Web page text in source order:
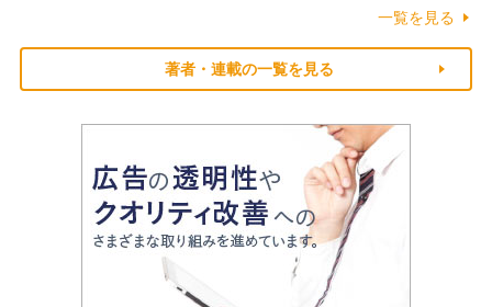
一覧を見る
著者・連載の一覧を見る